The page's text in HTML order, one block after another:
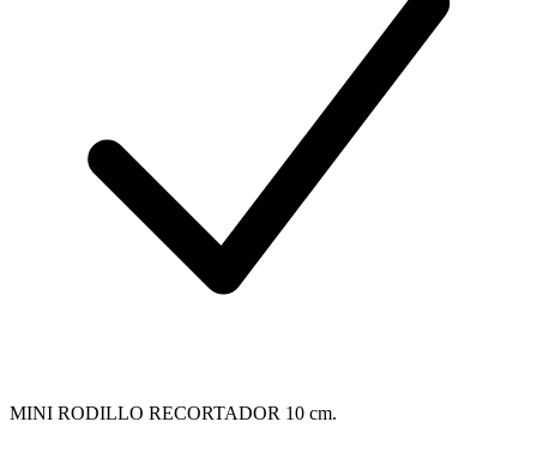
MINI RODILLO RECORTADOR 10 cm.